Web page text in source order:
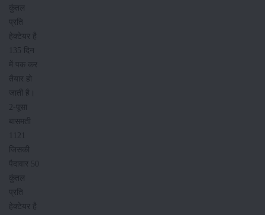
कुंतल
प्रति
हेक्टेयर है
135 दिन
में पक कर
तैयार हो
जाती है।
2-पूसा
बासमती
1121
जिसकी
पैदावार 50
कुंतल
प्रति
हेक्टेयर है